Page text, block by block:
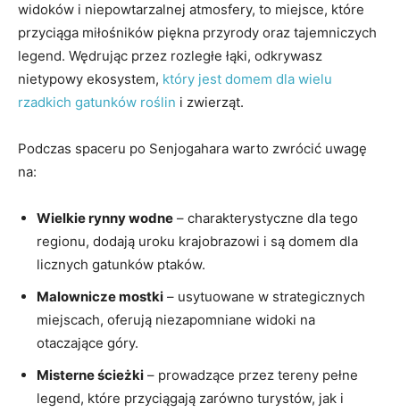
widoków i niepowtarzalnej atmosfery, to miejsce, które
przyciąga miłośników piękna przyrody oraz tajemniczych
legend. Wędrując przez rozległe łąki, odkrywasz
nietypowy ekosystem, który jest domem dla wielu
rzadkich gatunków roślin i zwierząt.
Podczas spaceru po Senjogahara warto zwrócić uwagę
na:
Wielkie rynny wodne – charakterystyczne dla tego
regionu, dodają uroku krajobrazowi i są domem dla
licznych gatunków ptaków.
Malownicze mostki – usytuowane w strategicznych
miejscach, oferują niezapomniane widoki na
otaczające góry.
Misterne ścieżki – prowadzące przez tereny pełne
legend, które przyciągają zarówno turystów, jak i